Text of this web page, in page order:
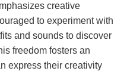
creative
to experiment with
and sounds to discover
freedom fosters an
express their creativity